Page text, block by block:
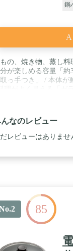
鍋
の、焼き物、蒸し
が楽しめる容量「
っ手つき」 / 本体が
40.2×36.0×19.1cm(幅
なのレビュー
レビューはありませ
85